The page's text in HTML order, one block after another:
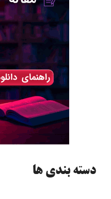
دسته‌ بندی ها